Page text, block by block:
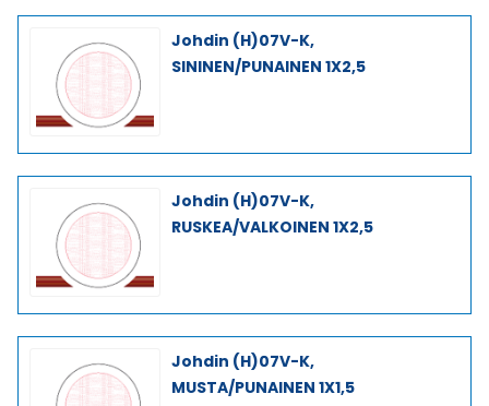
Johdin (H)07V-K,
SININEN/PUNAINEN 1X2,5
Johdin (H)07V-K,
RUSKEA/VALKOINEN 1X2,5
Johdin (H)07V-K,
MUSTA/PUNAINEN 1X1,5